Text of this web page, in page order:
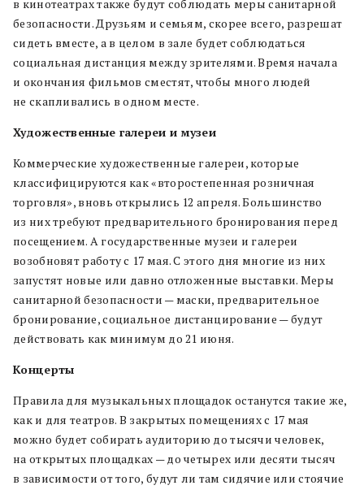
в кинотеатрах также будут соблюдать меры санитарной
безопасности. Друзьям и семьям, скорее всего, разрешат
сидеть вместе, а в целом в зале будет соблюдаться
социальная дистанция между зрителями. Время начала
и окончания фильмов сместят, чтобы много людей
не скапливались в одном месте.
Художественные галереи и музеи
Коммерческие художественные галереи, которые
классифицируются как «второстепенная розничная
торговля», вновь открылись 12 апреля. Большинство
из них требуют предварительного бронирования перед
посещением. А государственные музеи и галереи
возобновят работу с 17 мая. С этого дня многие из них
запустят новые или давно отложенные выставки. Меры
санитарной безопасности — маски, предварительное
бронирование, социальное дистанцирование — будут
действовать как минимум до 21 июня.
Концерты
Правила для музыкальных площадок останутся такие же,
как и для театров. В закрытых помещениях с 17 мая
можно будет собирать аудиторию до тысячи человек,
на открытых площадках — до четырех или десяти тысяч
в зависимости от того, будут ли там сидячие или стоячие